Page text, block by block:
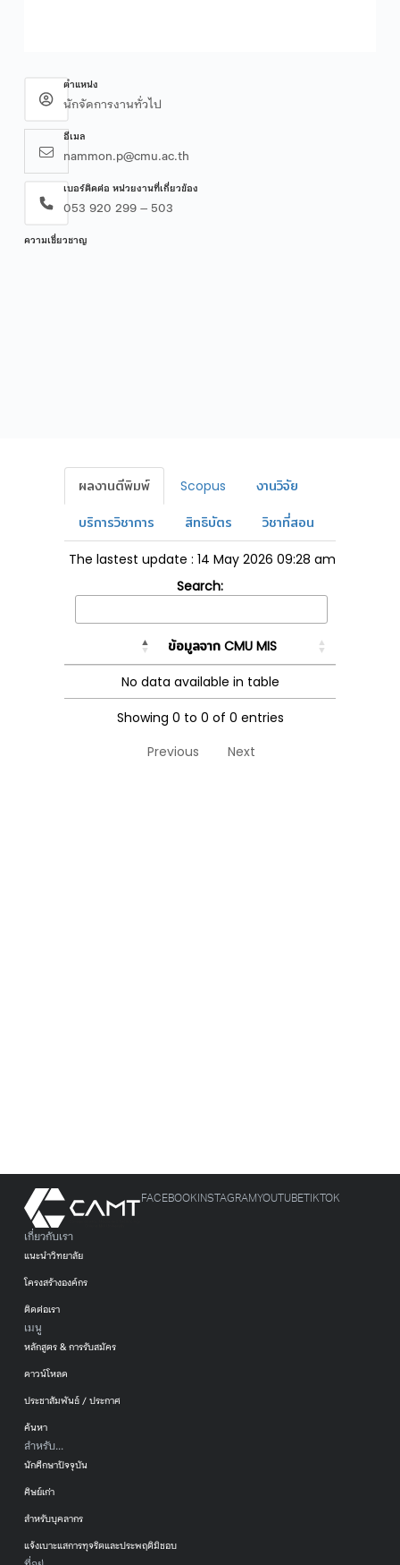
ตำแหน่ง
นักจัดการงานทั่วไป
อีเมล
nammon.p@cmu.ac.th
เบอร์ติดต่อ หน่วยงานที่เกี่ยวข้อง
053 920 299 – 503
ความเชี่ยวชาญ
เกี่ยวกับเรา
แนะนำวิทยาลัย
โครงสร้างองค์กร
ติดต่อเรา
เมนู
หลักสูตร & การรับสมัคร
ดาวน์โหลด
ประชาสัมพันธ์ / ประกาศ
ค้นหา
สำหรับ...
นักศึกษาปัจจุบัน
ศิษย์เก่า
สำหรับบุคลากร
แจ้งเบาะแสการทุจริตและประพฤติมิชอบ
FACEBOOK INSTAGRAM YOUTUBETIKTOK